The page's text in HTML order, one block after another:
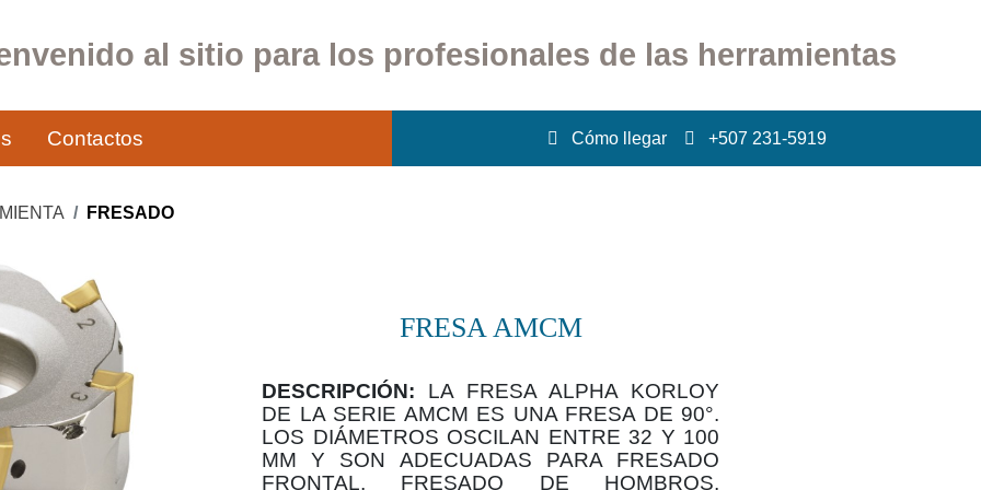
al sitio para los profesionales de las herramientas
Cómo llegar +507 231-5919
Contactos
FRESADO
FRESA AMCM
DESCRIPCIÓN: LA FRESA ALPHA KORLOY
DE LA SERIE AMCM ES UNA FRESA DE 90°.
LOS DIÁMETROS OSCILAN ENTRE 32 Y 100
MM Y SON ADECUADAS PARA FRESADO
FRONTAL, FRESADO DE HOMBROS,